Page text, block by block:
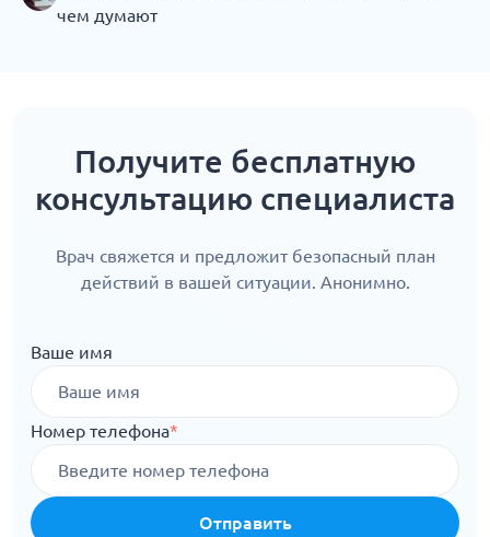
чем думают
Получите бесплатную
консультацию специалиста
Врач свяжется и предложит безопасный план
действий в вашей ситуации. Анонимно.
Ваше имя
Номер телефона*
Отправить